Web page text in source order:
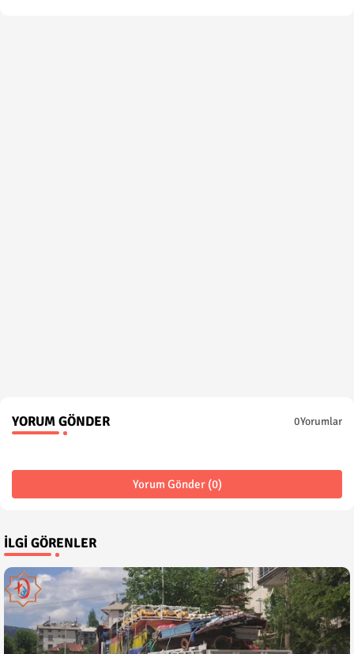
YORUM GÖNDER 0Yorumlar
Yorum Gönder (0)
İLGI GÖRENLER